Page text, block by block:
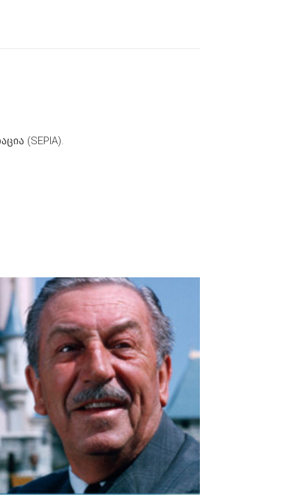
(SEPIA).